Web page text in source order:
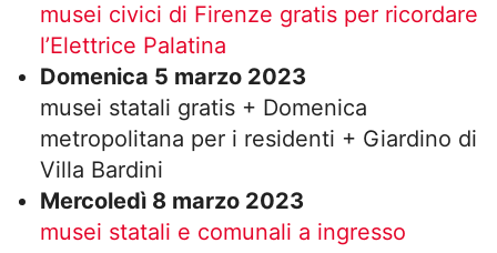
musei civici di Firenze gratis per ricordare
l’Elettrice Palatina
Domenica 5 marzo 2023
musei statali gratis + Domenica
metropolitana per i residenti + Giardino di
Villa Bardini
Mercoledì 8 marzo 2023
musei statali e comunali a ingresso